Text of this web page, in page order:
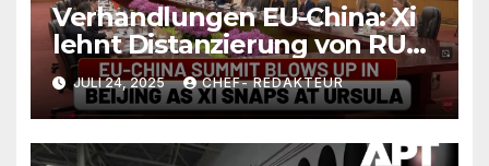
Verhandlungen EU-China: Xi
lehnt Distanzierung von RUS
kategorisch ab/ +mehr
JULI 24, 2025 CHEF- REDAKTEUR